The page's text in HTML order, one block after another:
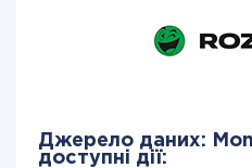
Джерело даних:
доступні дії: